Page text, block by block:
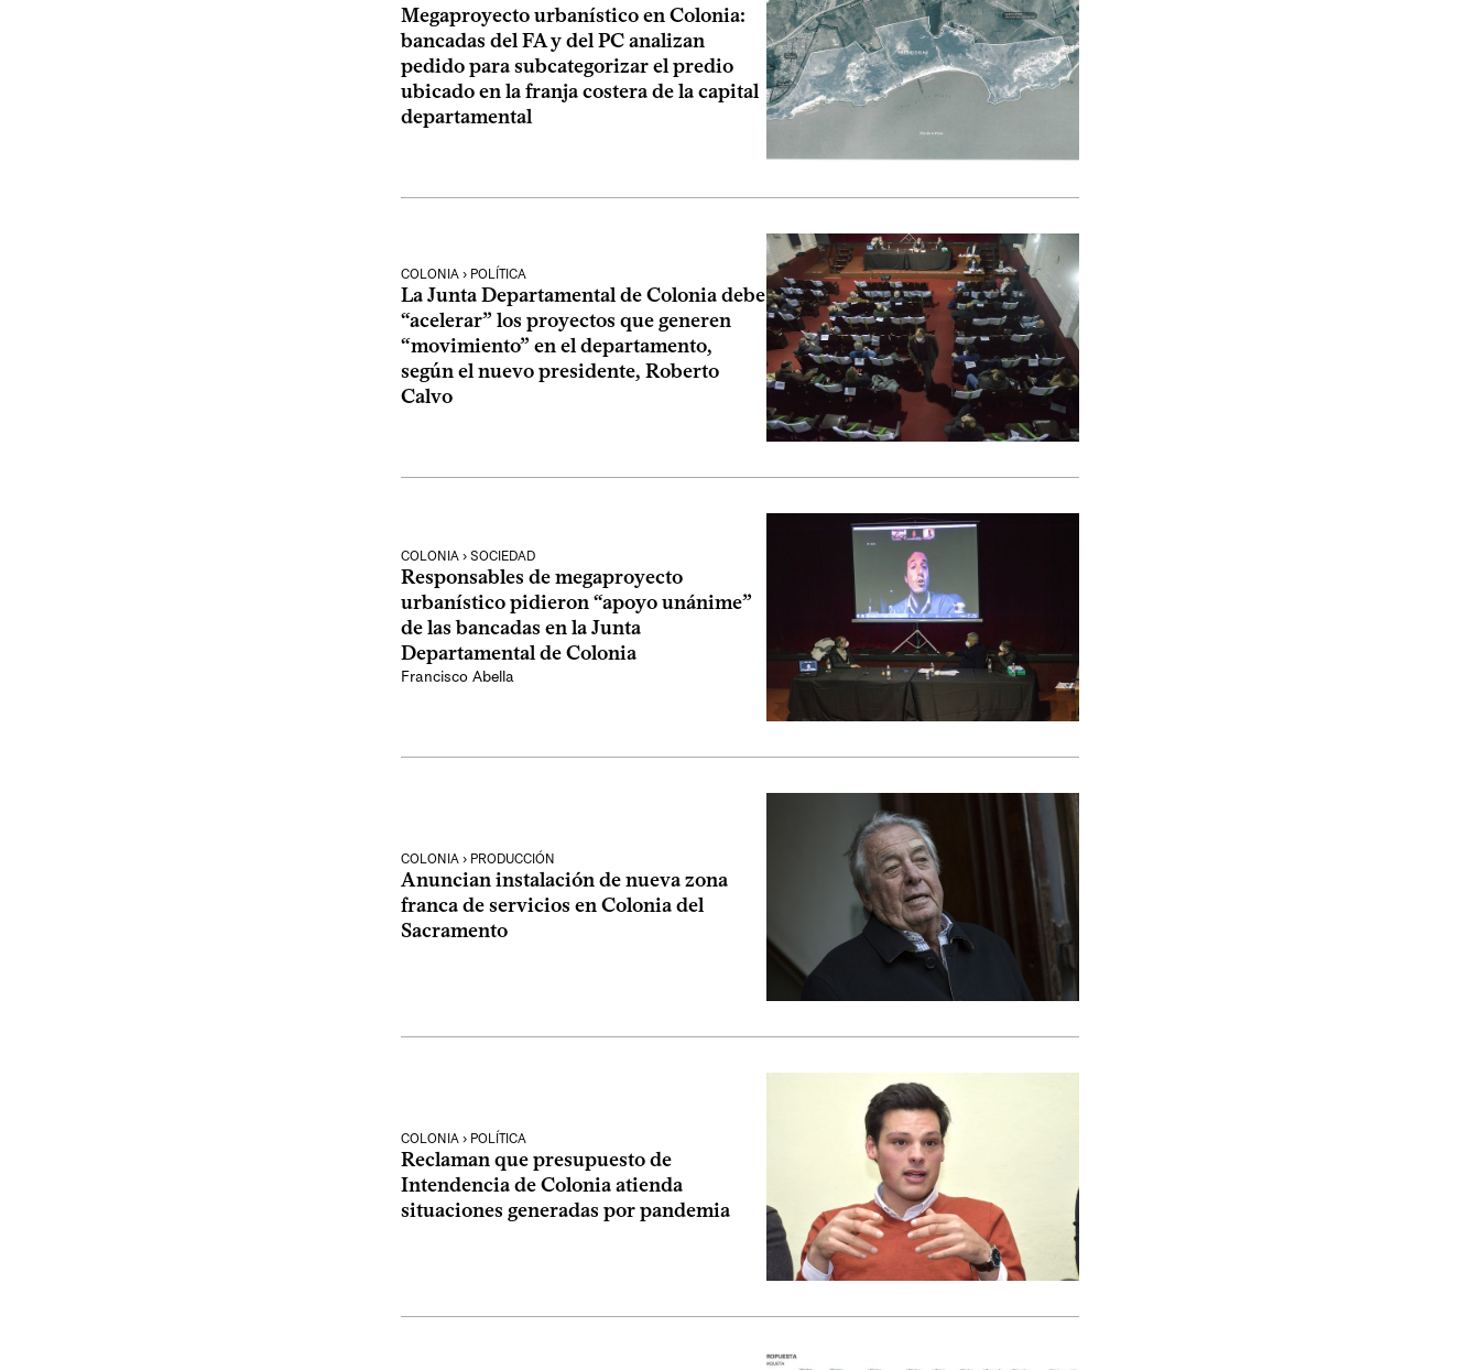
Megaproyecto urbanístico en Colonia:
bancadas del FA y del PC analizan
pedido para subcategorizar el predio
ubicado en la franja costera de la capital
departamental
COLONIA › POLÍTICA
La Junta Departamental de Colonia debe
“acelerar” los proyectos que generen
“movimiento” en el departamento,
según el nuevo presidente, Roberto
Calvo
COLONIA › SOCIEDAD
Responsables de megaproyecto
urbanístico pidieron “apoyo unánime”
de las bancadas en la Junta
Departamental de Colonia
Francisco Abella
COLONIA › PRODUCCIÓN
Anuncian instalación de nueva zona
franca de servicios en Colonia del
Sacramento
COLONIA › POLÍTICA
Reclaman que presupuesto de
Intendencia de Colonia atienda
situaciones generadas por pandemia